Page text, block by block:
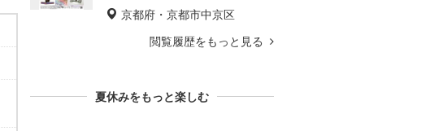
京都府・京都市中京区
閲覧履歴をもっと見る
夏休みをもっと楽しむ